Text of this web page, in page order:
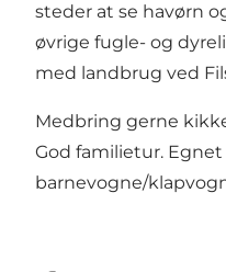
steder at se havørn
øvrige fugle- og
med landbrug ved
Medbring gerne
God familietur. Egnet
barnevogne/